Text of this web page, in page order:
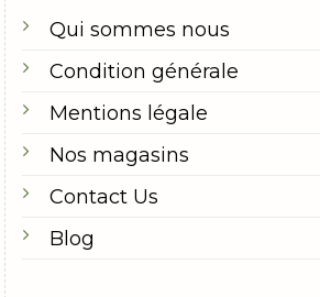
Qui sommes nous
Condition générale
Mentions légale
Nos magasins
Contact Us
Blog